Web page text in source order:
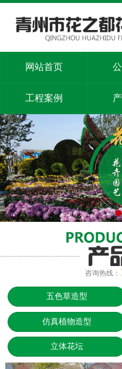
网站首页
工程案例
咨询热线：
五色草造型
仿真植物造型
立体花坛